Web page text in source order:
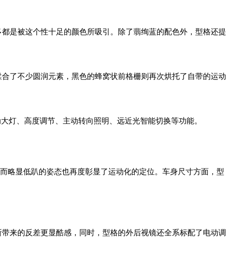
是被这个性十足的颜色所吸引。除了翡绚蓝的配色外，型格还提
了不少圆润元素，黑色的蜂窝状前格栅则再次烘托了自带的运动
灯、高度调节、主动转向照明、远近光智能切换等功能。
略显低趴的姿态也再度彰显了运动化的定位。车身尺寸方面，型
来的反差更显酷感，同时，型格的外后视镜还全系标配了电动调